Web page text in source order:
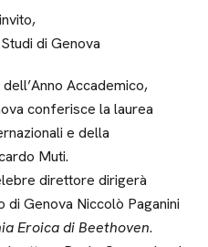
di Genova
Accademico,
conferisce la laurea
e della
Muti.
direttore dirigerà
Genova Niccolò Paganini
Eroica di Beethoven.